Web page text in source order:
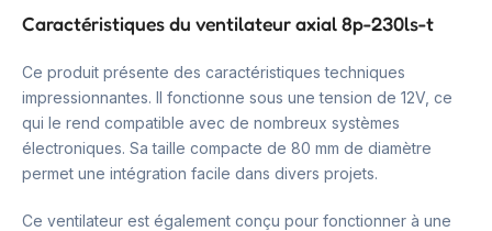
Caractéristiques du ventilateur axial 8p-230ls-t
Ce produit présente des caractéristiques techniques
impressionnantes. Il fonctionne sous une tension de 12V, ce
qui le rend compatible avec de nombreux systèmes
électroniques. Sa taille compacte de 80 mm de diamètre
permet une intégration facile dans divers projets.
Ce ventilateur est également conçu pour fonctionner à une